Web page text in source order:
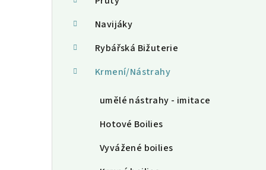
Navijáky
Rybářská Bižuterie
Krmení/Nástrahy
umělé nástrahy - imitace
Hotové Boilies
Vyvážené boilies